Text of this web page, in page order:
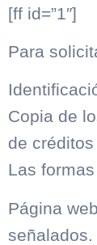
[ff id=”1″]
Para
Copia de
de
Las
Página
señalados.